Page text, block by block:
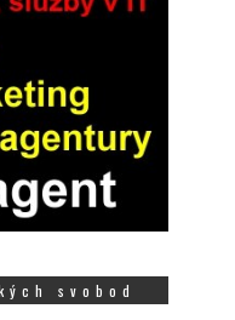
svobod